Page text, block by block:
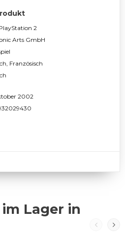
2
Arts GmbH
Französisch
2002
Lager in